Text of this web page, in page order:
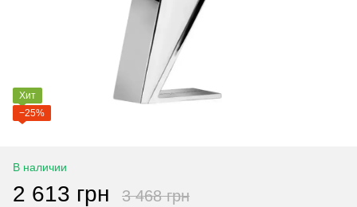
Хит
−25%
В наличии
2 613 грн 3 468 грн